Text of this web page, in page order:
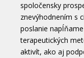
spoločensky
znevýhodnením s
poslanie
terapeutických
aktivít, ako aj